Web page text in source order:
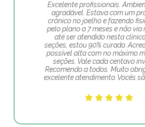
Excelente profissionais.
agradável. Estava com um
crônico no joelho e fazendo
pelo plano a 7 meses e não via
até ser atendido nesta
seções, estou 90% curado.
possível alta com no máximo
seções. Vale cada centavo
Recomendo a todos. Muito
excelente atendimento. Vocês